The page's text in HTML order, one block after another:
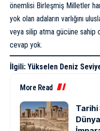
önemlisi Birleşmiş Milletler
yok olan adaların varlığını
veya silip atma gücüne sahip
cevap yok.
İlgili: Yükselen Deniz
More Read
Tarihi